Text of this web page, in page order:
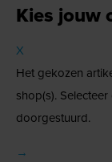
Kies jouw
X
Het gekozen
shop(s).
doorgestuurd.
→